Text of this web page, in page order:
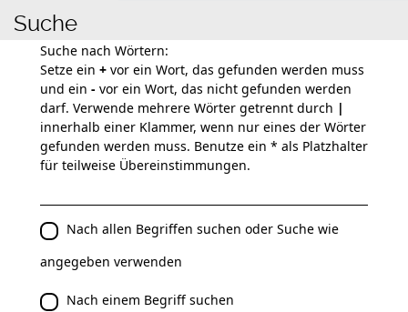
Suche
Suche nach Wörtern:
Setze ein + vor ein Wort, das gefunden werden muss
und ein - vor ein Wort, das nicht gefunden werden
darf. Verwende mehrere Wörter getrennt durch |
innerhalb einer Klammer, wenn nur eines der Wörter
gefunden werden muss. Benutze ein * als Platzhalter
für teilweise Übereinstimmungen.
Nach allen Begriffen suchen oder Suche wie
angegeben verwenden
Nach einem Begriff suchen